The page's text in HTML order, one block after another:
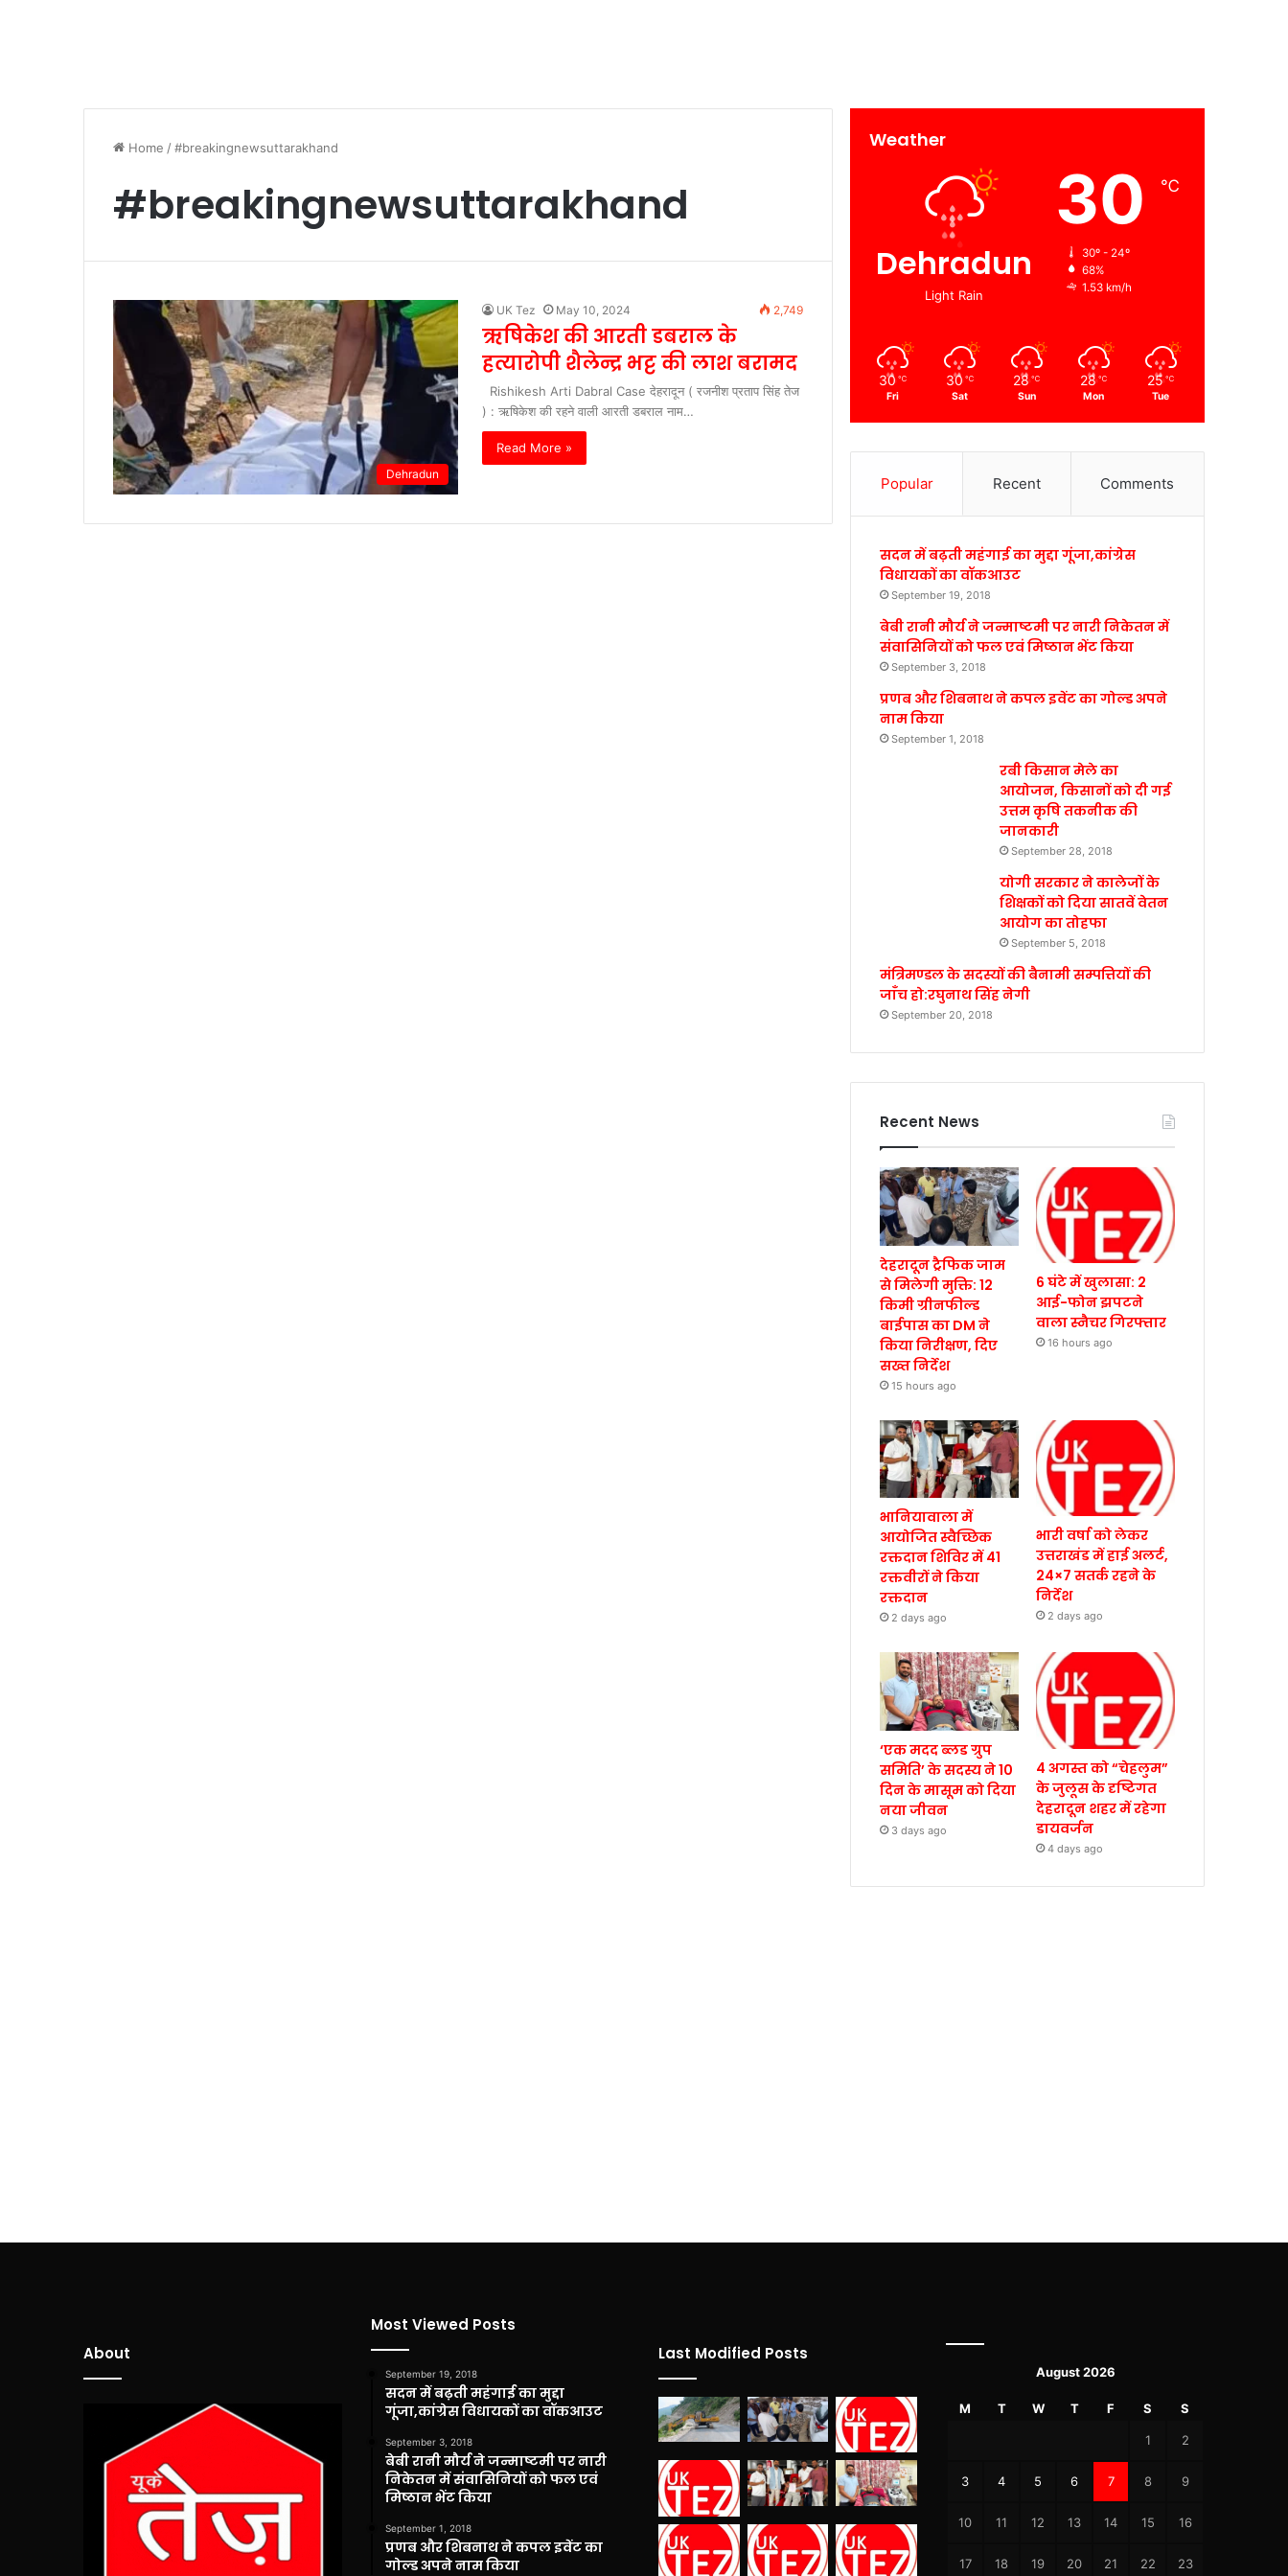
Home /#breakingnewsuttarakhand
#breakingnewsuttarakhand
Dehradun
UK Tez May 10, 2024 2,749
ऋषिकेश की आरती डबराल के
हत्यारोपी शैलेन्द्र भट्ट की लाश बरामद
Rishikesh Arti Dabral Case देहरादून ( रजनीश प्रताप सिंह तेज
) : ऋषिकेश की रहने वाली आरती डबराल नाम…
Read More »
Weather
Dehradun
Light Rain
30 ℃
30º - 24º
68%
1.53 km/h
30 ℃
Fri
30 ℃
Sat
28 ℃
Sun
28 ℃
Mon
25 ℃
Tue
Popular Recent Comments
सदन में बढ़ती महंगाई का मुद्दा गूंजा,कांग्रेस
विधायकों का वॉकआउट
September 19, 2018
बेबी रानी मौर्य ने जन्माष्टमी पर नारी निकेतन में
संवासिनियों को फल एवं मिष्ठान भेंट किया
September 3, 2018
प्रणब और शिबनाथ ने कपल इवेंट का गोल्ड अपने
नाम किया
September 1, 2018
रबी किसान मेले का
आयोजन, किसानों को दी गई
उत्तम कृषि तकनीक की
जानकारी
September 28, 2018
योगी सरकार ने कालेजों के
शिक्षकों को दिया सातवें वेतन
आयोग का तोहफा
September 5, 2018
मंत्रिमण्डल के सदस्यों की बैनामी सम्पत्तियों की
जाँच हो:रघुनाथ सिंह नेगी
September 20, 2018
Recent News
देहरादून ट्रैफिक जाम
से मिलेगी मुक्ति: 12
किमी ग्रीनफील्ड
बाईपास का DM ने
किया निरीक्षण, दिए
सख्त निर्देश
15 hours ago
6 घंटे में खुलासा: 2
आई-फोन झपटने
वाला स्नैचर गिरफ्तार
16 hours ago
भानियावाला में
आयोजित स्वैच्छिक
रक्तदान शिविर में 41
रक्तवीरों ने किया
रक्तदान
2 days ago
भारी वर्षा को लेकर
उत्तराखंड में हाई अलर्ट,
24×7 सतर्क रहने के
निर्देश
2 days ago
‘एक मदद ब्लड ग्रुप
समिति’ के सदस्य ने 10
दिन के मासूम को दिया
नया जीवन
3 days ago
4 अगस्त को “चेहलुम”
के जुलूस के दृष्टिगत
देहरादून शहर में रहेगा
डायवर्जन
4 days ago
About
Most Viewed Posts
September 19, 2018
सदन में बढ़ती महंगाई का मुद्दा
गूंजा,कांग्रेस विधायकों का वॉकआउट
September 3, 2018
बेबी रानी मौर्य ने जन्माष्टमी पर नारी
निकेतन में संवासिनियों को फल एवं
मिष्ठान भेंट किया
September 1, 2018
प्रणब और शिबनाथ ने कपल इवेंट का
गोल्ड अपने नाम किया
Last Modified Posts
August 2026
M T W T F S S
1 2
3 4 5 6 7 8 9
10 11 12 13 14 15 16
17 18 19 20 21 22 23